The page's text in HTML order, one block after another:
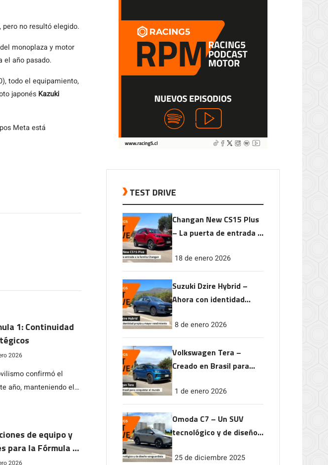
pero no resultó elegido.
monoplaza y motor
el año pasado.
todo el equipamiento,
japonés Kazuki
Meta está
1: Continuidad
2026
confirmó el
año, manteniendo el
pero introduciendo
de equipo y
para la Fórmula 1
2026
TEST DRIVE
Changan New CS15 Plus
– La puerta de entrada a
18 de enero 2026
Suzuki Dzire Hybrid –
Ahora con identidad
rendimiento
8 de enero 2026
Volkswagen Tera –
Creado en Brasil para
1 de enero 2026
Omoda C7 – Un SUV
tecnológico y de diseño
25 de diciembre 2025